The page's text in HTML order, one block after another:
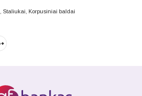
Staliukai Korpusiniai baldai